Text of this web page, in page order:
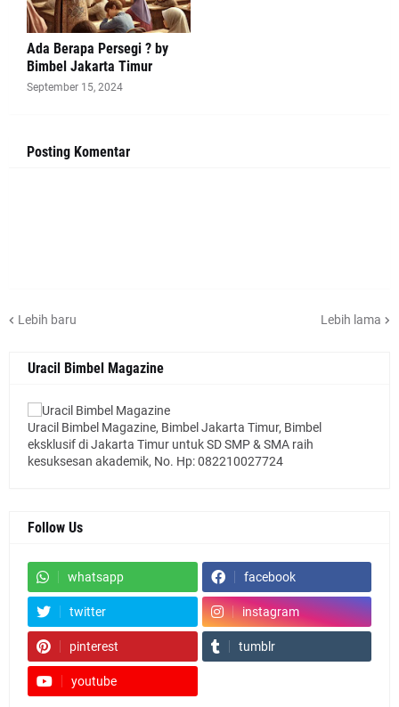
Ada Berapa Persegi ? by
Bimbel Jakarta Timur
September 15, 2024
Posting Komentar
Lebih baru Lebih lama
Uracil Bimbel Magazine
Uracil Bimbel Magazine, Bimbel Jakarta Timur, Bimbel
eksklusif di Jakarta Timur untuk SD SMP & SMA raih
kesuksesan akademik, No. Hp: 082210027724
Follow Us
whatsapp facebook
twitter instagram
pinterest tumblr
youtube